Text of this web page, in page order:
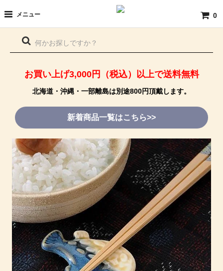
メニュー 0
お買い上げ3,000円（税込）以上で送料無料
北海道・沖縄・一部離島は別途800円頂戴します。
新着商品一覧はこちら>>